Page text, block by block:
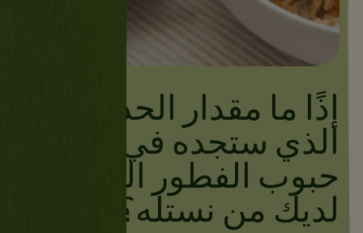
إذًا ما مقدار الحديد
الذي ستجده في رقائق
حبوب الفطور المفضلة
لديك من نستله؟